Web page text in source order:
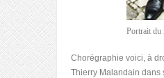
Portrait du
Chorégraphie voici, à
Thierry Malandain dans